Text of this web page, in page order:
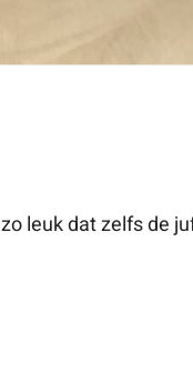
leuk dat zelfs de